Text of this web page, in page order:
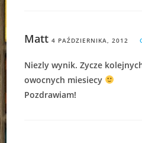
Matt 4 PAŹDZIERNIKA, 2012
Niezly wynik. Zycze
owocnych miesiecy
Pozdrawiam!